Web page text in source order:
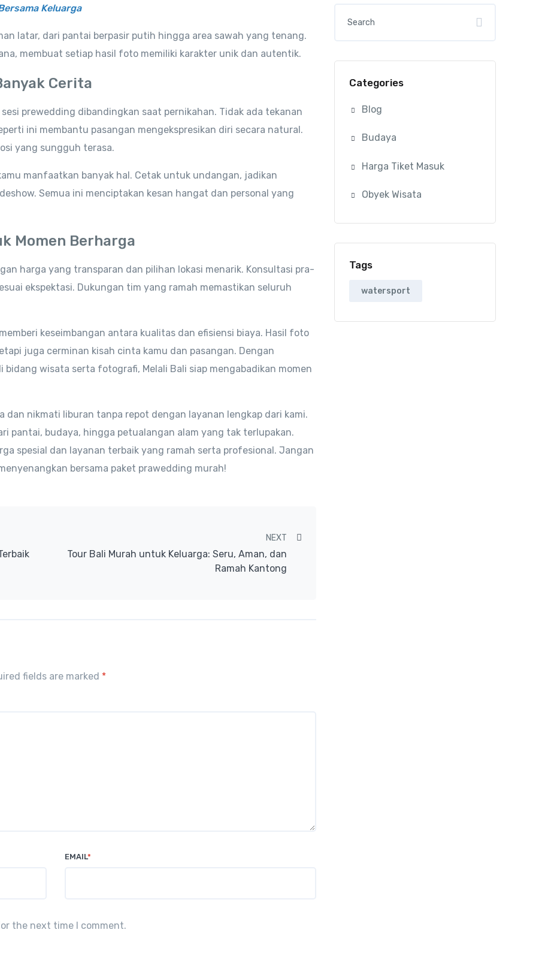
Keluarga
latar, dari pantai berpasir putih hingga area sawah yang tenang.
membuat setiap hasil foto memiliki karakter unik dan autentik.
Cerita
prewedding dibandingkan saat pernikahan. Tidak ada tekanan
ini membantu pasangan mengekspresikan diri secara natural.
yang sungguh terasa.
manfaatkan banyak hal. Cetak untuk undangan, jadikan
Semua ini menciptakan kesan hangat dan personal yang
Momen Berharga
harga yang transparan dan pilihan lokasi menarik. Konsultasi pra-
ekspektasi. Dukungan tim yang ramah memastikan seluruh
keseimbangan antara kualitas dan efisiensi biaya. Hasil foto
juga cerminan kisah cinta kamu dan pasangan. Dengan
wisata serta fotografi, Melali Bali siap mengabadikan momen
dan nikmati liburan tanpa repot dengan layanan lengkap dari kami.
pantai, budaya, hingga petualangan alam yang tak terlupakan.
spesial dan layanan terbaik yang ramah serta profesional. Jangan
bersama paket prawedding murah!
NEXT
Tour Bali Murah untuk Keluarga: Seru, Aman, dan
Ramah Kantong
fields are marked *
EMAIL*
the next time I comment.
Categories
Blog
Budaya
Harga Tiket Masuk
Obyek Wisata
Tags
watersport